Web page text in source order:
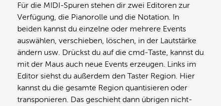
Für die MIDI-Spuren stehen dir zwei Editoren zur
Verfügung, die Pianorolle und die Notation. In
beiden kannst du einzelne oder mehrere Events
auswählen, verschieben, löschen, in der Lautstärke
ändern usw. Drückst du auf die cmd-Taste, kannst du
mit der Maus auch neue Events erzeugen. Links im
Editor siehst du außerdem den Taster Region. Hier
kannst du die gesamte Region quantisieren oder
transponieren. Das geschieht dann übrigen nicht-